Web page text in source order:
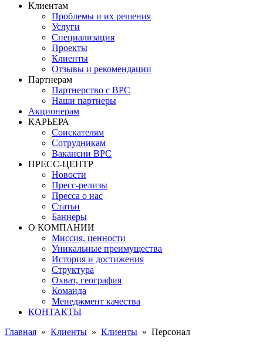
Клиентам
Проблемы и их решения
Услуги
Специализация
Проекты
Клиенты
Отзывы и рекомендации
Партнерам
Партнерство с BPC
Наши партнеры
Акционерам
КАРЬЕРА
Соискателям
Сотрудникам
Вакансии BPC
ПРЕСС-ЦЕНТР
Новости
Пресс-релизы
Пресса о нас
Статьи
Баннеры
О КОМПАНИИ
Миссия, ценности
Уникальные преимущества
История и достижения
Структура
Охват, география
Команда
Менеджмент качества
КОНТАКТЫ
Главная » Клиенты » Клиенты » Персонал